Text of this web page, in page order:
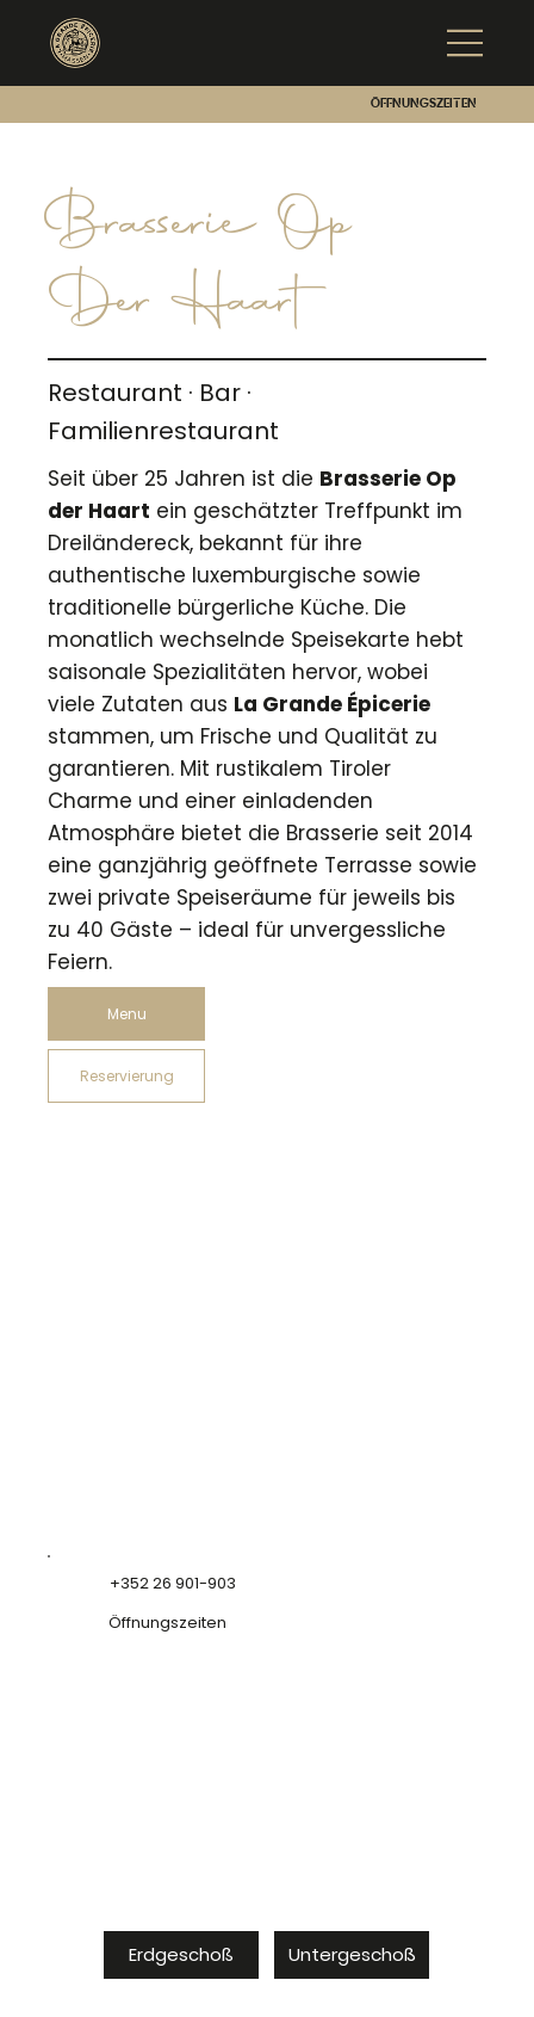
Öffnungszeiten
Brasserie Op
Der Haart
Restaurant · Bar ·
Familienrestaurant
Seit über 25 Jahren ist die Brasserie Op
der Haart ein geschätzter Treffpunkt im
Dreiländereck, bekannt für ihre
authentische luxemburgische sowie
traditionelle bürgerliche Küche. Die
monatlich wechselnde Speisekarte hebt
saisonale Spezialitäten hervor, wobei
viele Zutaten aus La Grande Épicerie
stammen, um Frische und Qualität zu
garantieren. Mit rustikalem Tiroler
Charme und einer einladenden
Atmosphäre bietet die Brasserie seit 2014
eine ganzjährig geöffnete Terrasse sowie
zwei private Speiseräume für jeweils bis
zu 40 Gäste – ideal für unvergessliche
Feiern.
Menu
Reservierung
+352 26 901-903
Öffnungszeiten
Erdgeschoß Untergeschoß